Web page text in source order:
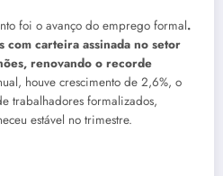
foi o avanço do emprego formal.
com carteira assinada no setor
renovando o recorde
houve crescimento de 2,6%, o
trabalhadores formalizados,
estável no trimestre.